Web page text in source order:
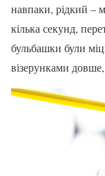
навпаки, рідкий –
кілька секунд,
бульбашки були
візерунками